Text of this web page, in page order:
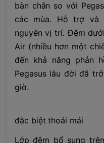
bàn chân so với
các mùa. Hỗ trợ và
nguyên vị trí. Đệm
Air (nhiều hơn một
đến khả năng phản
Pegasus lâu đời đã
giờ.
đặc biệt thoải mái
Lớp đệm bổ sung